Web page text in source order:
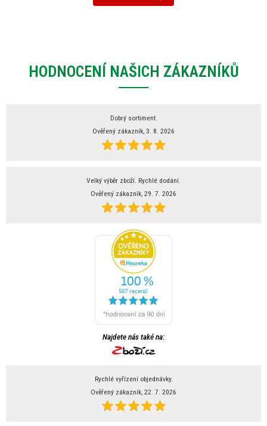
HODNOCENÍ NAŠICH ZÁKAZNÍKŮ
Dobrý sortiment.
Ověřený zákazník, 3. 8. 2026
Velký výběr zboží. Rychlé dodání.
Ověřený zákazník, 29. 7. 2026
Najdete nás také na:
Rychlé vyřízení objednávky.
Ověřený zákazník, 22. 7. 2026